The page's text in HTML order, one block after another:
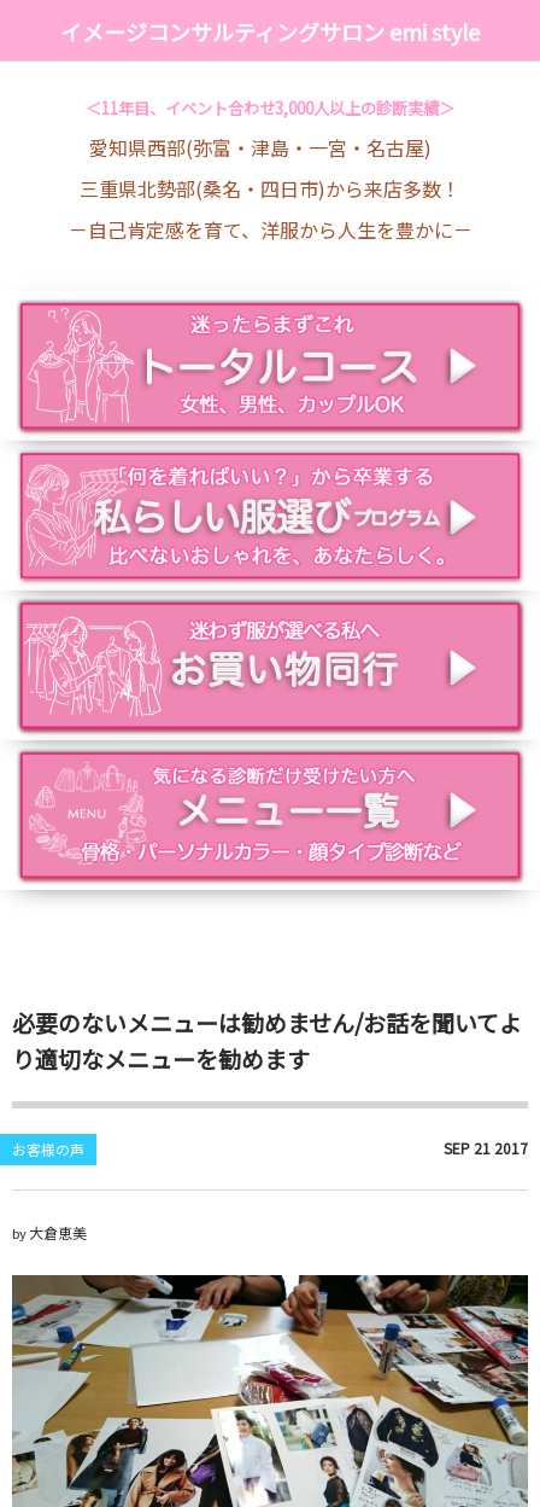
イメージコンサルティングサロン emi style
＜11年目、イベント合わせ3,000人以上の診断実績＞
愛知県西部(弥富・津島・一宮・名古屋)
三重県北勢部(桑名・四日市)から来店多数！
－自己肯定感を育て、洋服から人生を豊かに－
必要のないメニューは勧めません/お話を聞いてよ
り適切なメニューを勧めます
お客様の声 SEP 21 2017
by大倉恵美